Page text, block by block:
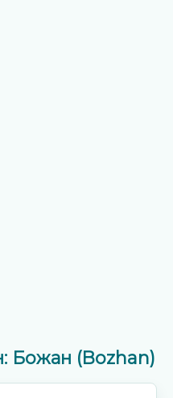
Божан (Bozhan)